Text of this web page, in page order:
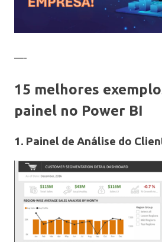
—-
15 melhores
painel no Power BI
1. Painel de Análise do